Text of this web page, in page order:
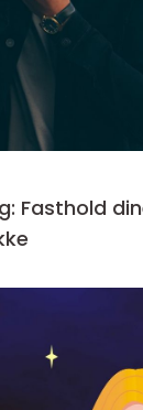
Fasthold